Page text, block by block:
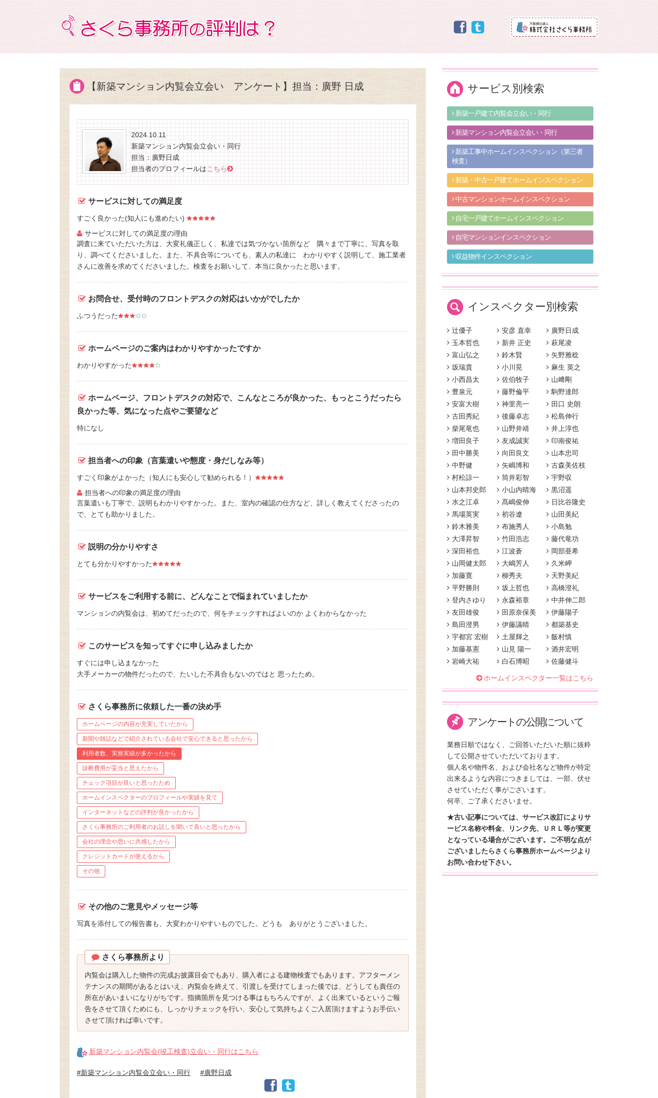
【新築マンション内覧会立会い アンケート】担当：廣野 日成
2024.10.11
新築マンション内覧会立会い・同行
担当：廣野日成
担当者のプロフィールはこちら
サービスに対しての満足度
すごく良かった(知人にも進めたい)
サービスに対しての満足度の理由
調査に来ていただいた方は、大変礼儀正しく、私達では気づかない箇所など 隅々まで丁寧に、写真を取
り、調べてくださいました。また、不具合等についても、素人の私達に わかりやすく説明して、施工業者
さんに改善を求めてくださいました。検査をお願いして、本当に良かったと思います。
お問合せ、受付時のフロントデスクの対応はいかがでしたか
ふつうだった
ホームページのご案内はわかりやすかったですか
わかりやすかった
ホームページ、フロントデスクの対応で、こんなところが良かった、もっとこうだったら
良かった等、気になった点やご要望など
特になし
担当者への印象（言葉遣いや態度・身だしなみ等）
すごく印象がよかった（知人にも安心して勧められる！）
担当者への印象の満足度の理由
言葉遣いも丁寧で、説明もわかりやすかった。また、室内の確認の仕方など、詳しく教えてくださったの
で、とても助かりました。
説明の分かりやすさ
とても分かりやすかった
サービスをご利用する前に、どんなことで悩まれていましたか
マンションの内覧会は、初めてだったので、何をチェックすればよいのか よくわからなかった
このサービスを知ってすぐに申し込みましたか
すぐには申し込まなかった
大手メーカーの物件だったので、たいした不具合もないのではと 思ったため。
さくら事務所に依頼した一番の決め手
ホームページの内容が充実していたから
新聞や雑誌などで紹介されている会社で安心できると思ったから
利用者数、実務実績が多かったから
診断費用が妥当と思えたから
チェック項目が良いと思ったため
ホームインスペクターのプロフィールや実績を見て
インターネットなどの評判が良かったから
さくら事務所のご利用者のお話しを聞いて良いと思ったから
会社の理念や思いに共感したから
クレジットカードが使えるから
その他
その他のご意見やメッセージ等
写真を添付しての報告書も、大変わかりやすいものでした。どうも ありがとうございました。
さくら事務所より
内覧会は購入した物件の完成お披露目会でもあり、購入者による建物検査でもあります。アフターメン
テナンスの期間があるとはいえ、内覧会を終えて、引渡しを受けてしまった後では、どうしても責任の
所在があいまいになりがちです。指摘箇所を見つける事はもちろんですが、よく出来ているというご報
告をさせて頂くためにも、しっかりチェックを行い、安心して気持ちよくご入居頂けますようお手伝い
させて頂ければ幸いです。
新築マンション内覧会(竣工検査)立会い・同行はこちら
#新築マンション内覧会立会い・同行 #廣野日成
サービス別検索
新築一戸建て内覧会立会い・同行
新築マンション内覧会立会い・同行
新築工事中ホームインスペクション（第三者
検査）
新築・中古一戸建てホームインスペクション
中古マンションホームインスペクション
自宅一戸建てホームインスペクション
自宅マンションインスペクション
収益物件インスペクション
インスペクター別検索
辻優子 安彦 直幸
廣野日成
玉本哲也
新井 正史
萩尾凌
富山弘之
鈴木賢
矢野雅稔
坂瑞貴
小川晃
麻生 英之
小西昌太
佐伯牧子
山﨑剛
豊泉元
藤野倫平
駒野達郎
安富大樹
神里亮一
田口 史朗
古田秀紀
後藤卓志
松島伸行
柴尾竜也
山野井靖
井上淳也
増田良子
友成誠実
印南俊祐
田中勝美
向田良文
山本忠司
中野健
矢嶋博和
古森美佐枝
村松諒一
筒井彩智
宇野収
山本邦史郎
小山内晴海
黒沼遥
水之江卓
髙嶋俊伸
日比谷隆史
馬場英実
初谷遼
山田美紀
鈴木雅美
布施秀人
小島勉
大澤昇智
竹田浩志
藤代竜功
深田裕也
江波蒼
岡部亜希
山岡健太郎
大嶋芳人
久米岬
加藤寛
柳秀夫
天野美紀
平野勝則
坂上哲也
高橋澄礼
登内さゆり
永森裕章
中井伸二郎
友田雄俊
田原奈保美
伊藤陽子
島田澄男
伊藤議晴
都築基史
宇都宮 宏樹
土屋輝之
飯村慎
加藤基憲
山見 陽一
酒井宏明
岩崎大祐
白石博昭 佐藤健斗
ホームインスペクター一覧はこちら
アンケートの公開について
業務日順ではなく、ご回答いただいた順に抜粋
して公開させていただいております。
個人名や物件名、および会社名など物件が特定
出来るような内容につきましては、一部、伏せ
させていただく事がございます。
何卒、ご了承くださいませ。
★古い記事については、サービス改訂によりサ
ービス名称や料金、リンク先、ＵＲＬ等が変更
となっている場合がございます。ご不明な点が
ございましたらさくら事務所ホームページより
お問い合わせ下さい。